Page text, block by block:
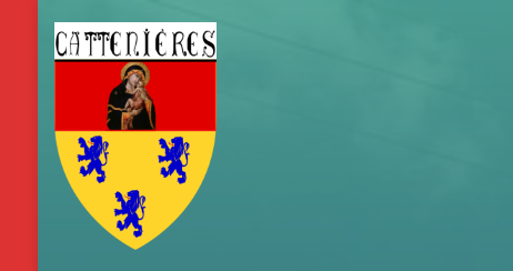
Aller
au
contenu
(Pressez
Entrée)